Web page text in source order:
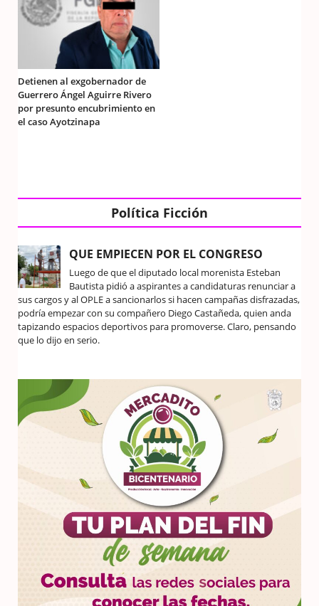
Detienen al exgobernador de
Guerrero Ángel Aguirre Rivero
por presunto encubrimiento en
el caso Ayotzinapa
Política Ficción
QUE EMPIECEN POR EL CONGRESO
Luego de que el diputado local morenista Esteban
Bautista pidió a aspirantes a candidaturas renunciar a
sus cargos y al OPLE a sancionarlos si hacen campañas disfrazadas,
podría empezar con su compañero Diego Castañeda, quien anda
tapizando espacios deportivos para promoverse. Claro, pensando
que lo dijo en serio.